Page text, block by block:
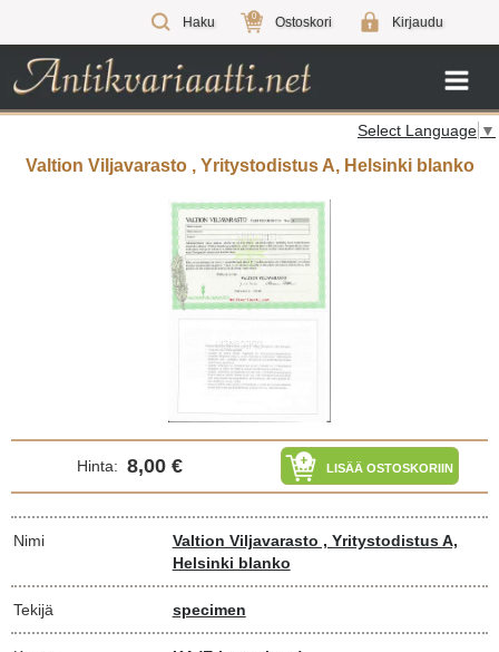
Haku 0 Ostoskori Kirjaudu
Select Language ▼
Valtion Viljavarasto , Yritystodistus A, Helsinki blanko
Hinta: 8,00 € LISÄÄ OSTOSKORIIN
Nimi
Valtion Viljavarasto , Yritystodistus A,
Helsinki blanko
Tekijä specimen